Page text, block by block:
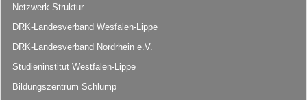
Netzwerk-Struktur
DRK-Landesverband Wesfalen-Lippe
DRK-Landesverband Nordrhein e.V.
Studieninstitut Westfalen-Lippe
Bildungszentrum Schlump